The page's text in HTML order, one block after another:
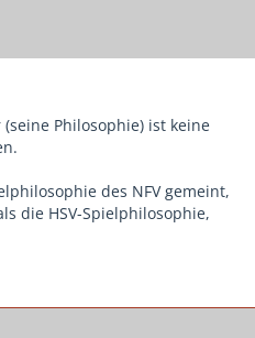
Philosophie) ist keine
des NFV gemeint,
die HSV-Spielphilosophie,